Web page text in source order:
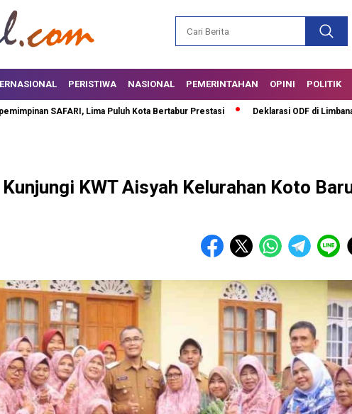
PERISTIWA NASIONAL PEMERINTAHAN OPINI POLITIK
SAFARI, Lima Puluh Kota Bertabur Prestasi Deklarasi ODF di Limbanang,
KWT Aisyah Kelurahan Koto